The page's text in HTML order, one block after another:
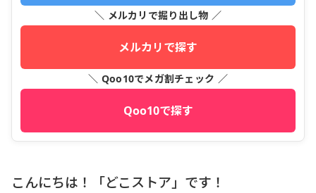
＼ メルカリで掘り出し物 ／
メルカリで探す
＼ Qoo10でメガ割チェック ／
Qoo10で探す
こんにちは！「どこストア」です！